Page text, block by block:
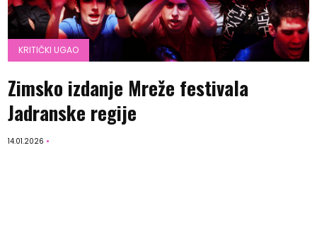
KRITIČKI UGAO
Zimsko izdanje Mreže festivala
Jadranske regije
14.01.2026